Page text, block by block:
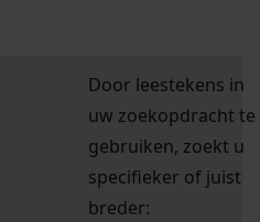
Door leestekens in
uw zoekopdracht te
gebruiken, zoekt u
specifieker of juist
breder: